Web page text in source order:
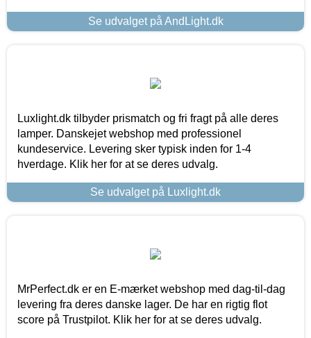
Se udvalget på AndLight.dk
Luxlight.dk tilbyder prismatch og fri fragt på alle deres
lamper. Danskejet webshop med professionel
kundeservice. Levering sker typisk inden for 1-4
hverdage. Klik her for at se deres udvalg.
Se udvalget på Luxlight.dk
MrPerfect.dk er en E-mærket webshop med dag-til-dag
levering fra deres danske lager. De har en rigtig flot
score på Trustpilot. Klik her for at se deres udvalg.